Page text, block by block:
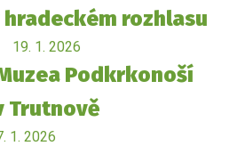
hradeckém rozhlasu
19. 1. 2026
Podkrkonoší
Trutnově
1. 2026